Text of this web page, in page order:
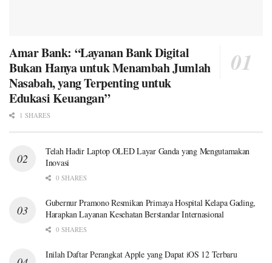
Amar Bank: “Layanan Bank Digital
Bukan Hanya untuk Menambah Jumlah
Nasabah, yang Terpenting untuk
Edukasi Keuangan”
1 SHARES
Telah Hadir Laptop OLED Layar Ganda yang Mengutamakan
Inovasi
0 SHARES
Gubernur Pramono Resmikan Primaya Hospital Kelapa Gading,
Harapkan Layanan Kesehatan Berstandar Internasional
0 SHARES
Inilah Daftar Perangkat Apple yang Dapat iOS 12 Terbaru